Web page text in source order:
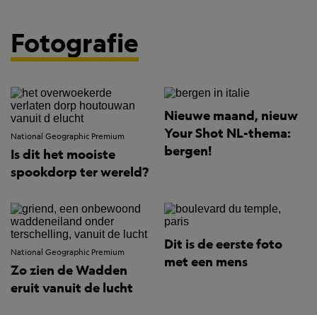
Fotografie
National Geographic Premium
Is dit het mooiste
spookdorp ter wereld?
Nieuwe maand, nieuw
Your Shot NL-thema:
bergen!
National Geographic Premium
Zo zien de Wadden
eruit vanuit de lucht
Dit is de eerste foto
met een mens